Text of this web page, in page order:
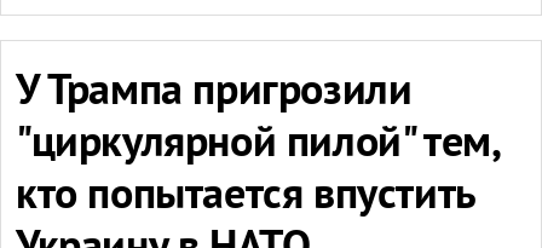
У Трампа пригрозили
"циркулярной пилой" тем,
кто попытается впустить